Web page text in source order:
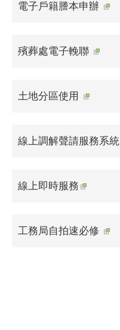
電子戶籍謄本申辦
殯葬處電子輓聯
土地分區使用
線上調解聲請服務系統
線上即時服務
工務局自拍速必修